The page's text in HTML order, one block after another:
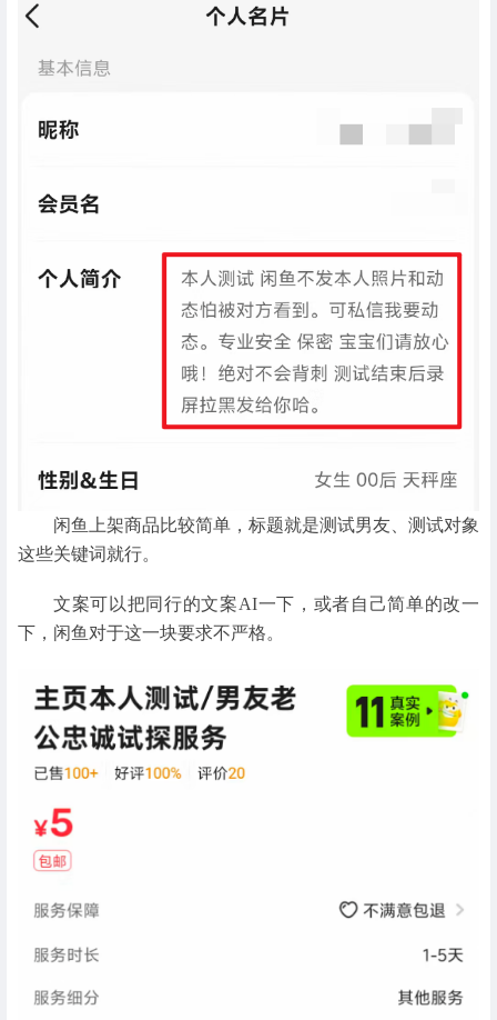
闲鱼上架商品比较简单，标题就是测试男友、测试对象
这些关键词就行。
文案可以把同行的文案AI一下，或者自己简单的改一
下，闲鱼对于这一块要求不严格。